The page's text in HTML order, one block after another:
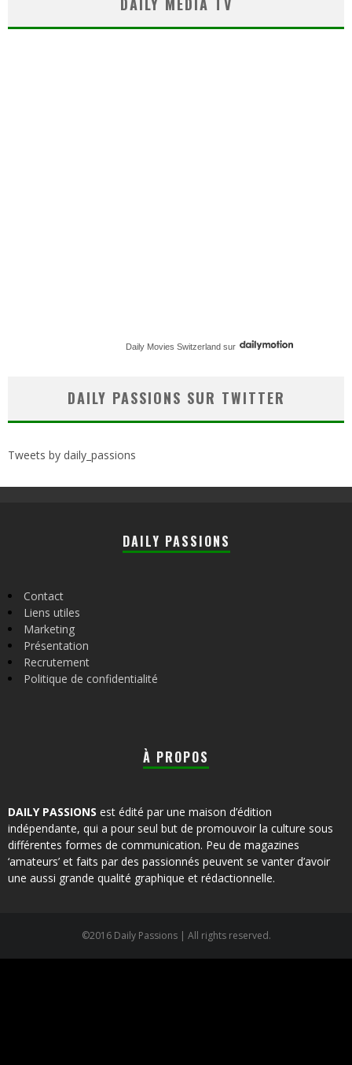
Daily Movies Switzerland sur
DAILY PASSIONS SUR TWITTER
Tweets by daily_passions
DAILY PASSIONS
Contact
Liens utiles
Marketing
Présentation
Recrutement
Politique de confidentialité
À PROPOS
DAILY PASSIONS est édité par une maison d’édition
indépendante, qui a pour seul but de promouvoir la culture sous
différentes formes de communication. Peu de magazines
‘amateurs’ et faits par des passionnés peuvent se vanter d’avoir
une aussi grande qualité graphique et rédactionnelle.
©2016 Daily Passions | All rights reserved.